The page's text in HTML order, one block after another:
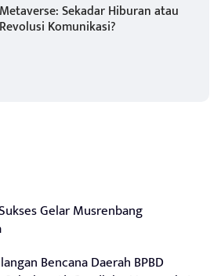
Metaverse: Sekadar Hiburan atau
Revolusi Komunikasi?
Gelar Musrenbang
Bencana Daerah BPBD